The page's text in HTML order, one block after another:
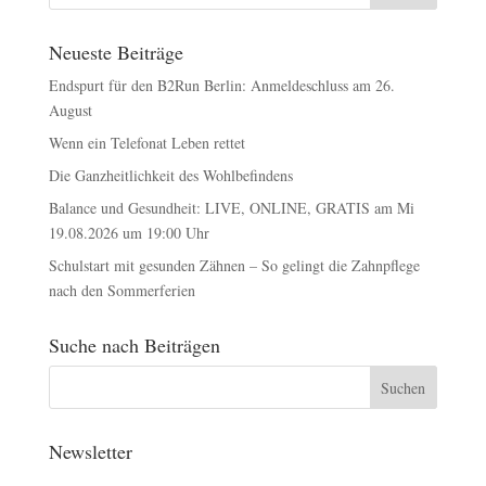
Neueste Beiträge
Endspurt für den B2Run Berlin: Anmeldeschluss am 26.
August
Wenn ein Telefonat Leben rettet
Die Ganzheitlichkeit des Wohlbefindens
Balance und Gesundheit: LIVE, ONLINE, GRATIS am Mi
19.08.2026 um 19:00 Uhr
Schulstart mit gesunden Zähnen – So gelingt die Zahnpflege
nach den Sommerferien
Suche nach Beiträgen
Newsletter